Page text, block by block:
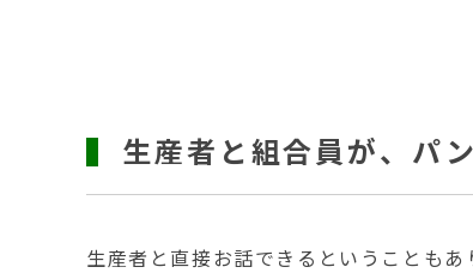
生産者と組合員が、パ
生産者と直接お話できるということもあ